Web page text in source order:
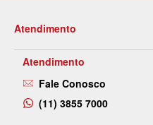
Atendimento
Atendimento
Fale Conosco
(11) 3855 7000